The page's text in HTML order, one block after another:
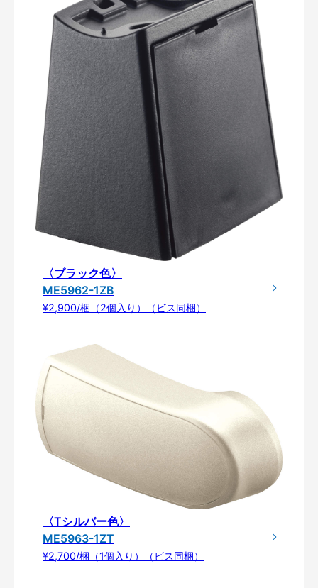
〈ブラック色〉
ME5962-1ZB
¥2,900/梱（2個入り）（ビス同梱）
〈Tシルバー色〉
ME5963-1ZT
¥2,700/梱（1個入り）（ビス同梱）